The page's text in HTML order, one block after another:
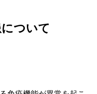
ついて